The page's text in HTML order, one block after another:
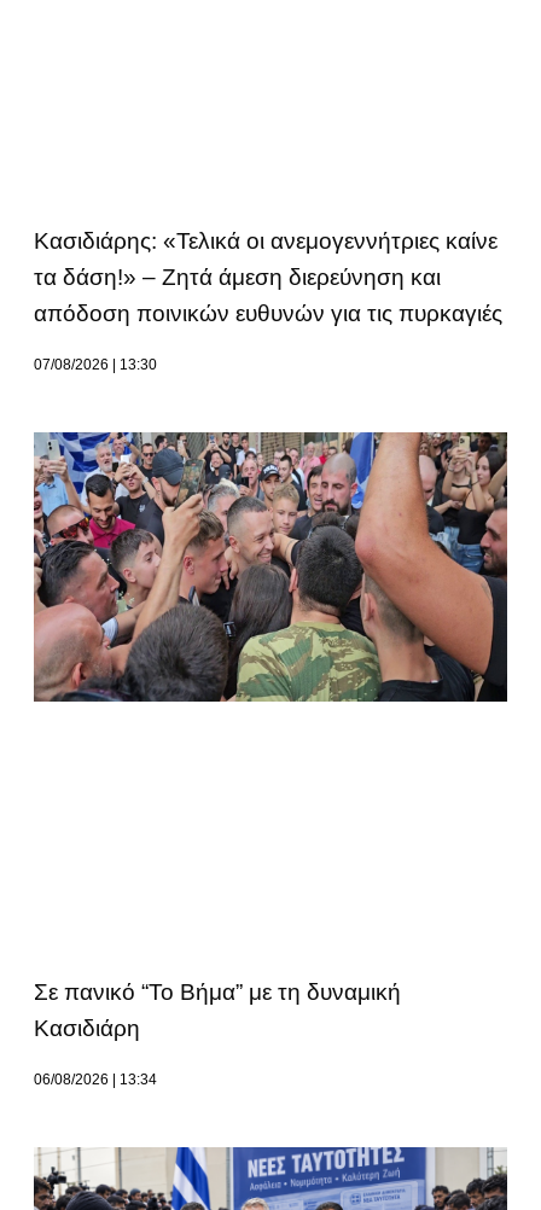
Κασιδιάρης: «Τελικά οι ανεμογεννήτριες καίνε
τα δάση!» – Ζητά άμεση διερεύνηση και
απόδοση ποινικών ευθυνών για τις πυρκαγιές
07/08/2026 13:30
Σε πανικό “Το Βήμα” με τη δυναμική
Κασιδιάρη
06/08/2026 13:34